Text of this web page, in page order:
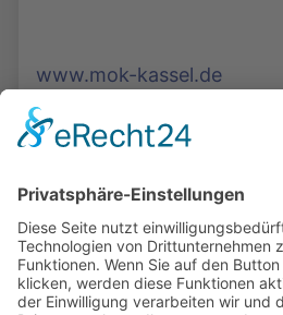
www.mok-kassel.de
Podcasts, Themen und
Entdecken Sie unser Forum
und Demokratie - jederzeit